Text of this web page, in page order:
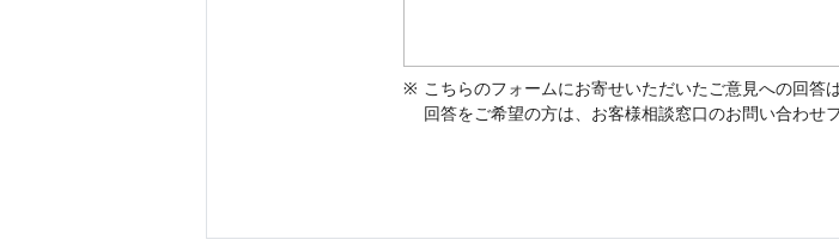
こちらのフォームにお寄せいただいたご意見への回答
回答をご希望の方は、お客様相談窓口のお問い合わせ